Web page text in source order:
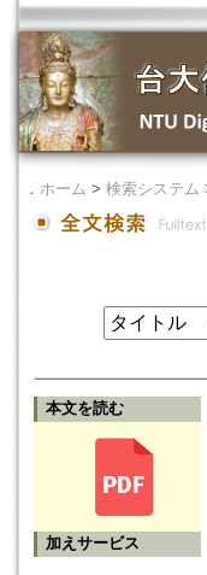
． ホーム > 検索システム
本文を読む
加えサービス